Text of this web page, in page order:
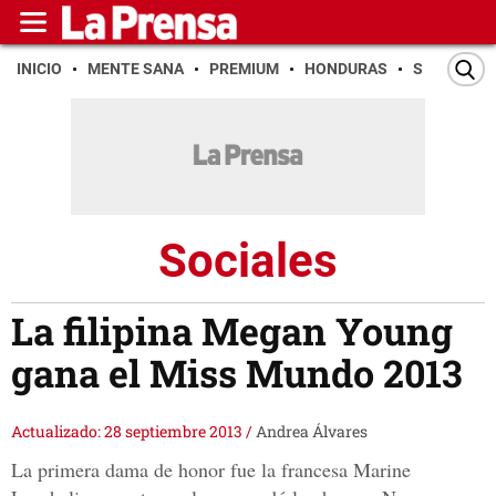
INICIO MENTE SANA PREMIUM HONDURAS SAN PEDRO
Sociales
La filipina Megan Young
gana el Miss Mundo 2013
Actualizado: 28 septiembre 2013 /Andrea Álvares
La primera dama de honor fue la francesa Marine